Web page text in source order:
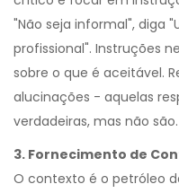
"Não seja informal", diga
profissional". Instruções
sobre o que é aceitável.
alucinações - aquelas
verdadeiras, mas não são.
3. Fornecimento de
O contexto é o petróleo